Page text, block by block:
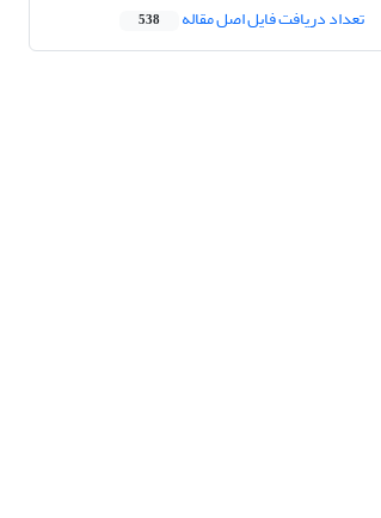
تعداد دریافت فایل اصل مقاله 538